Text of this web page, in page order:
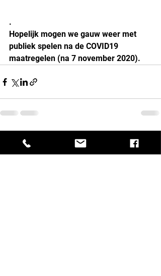
.
Hopelijk mogen we gauw weer met
publiek spelen na de COVID19
maatregelen (na 7 november 2020).
Recente blogposts Alles weergeven